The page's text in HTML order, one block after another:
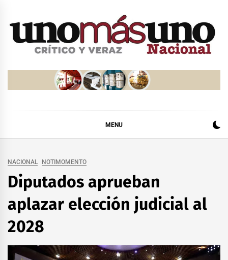
MENU
NACIONAL NOTIMOMENTO
Diputados aprueban
aplazar elección judicial al
2028